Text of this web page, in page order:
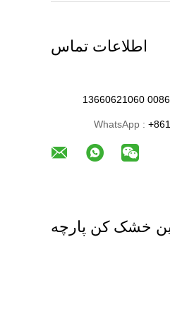
اطلاعات تماس
WhatsApp :
خشک کن پارچه